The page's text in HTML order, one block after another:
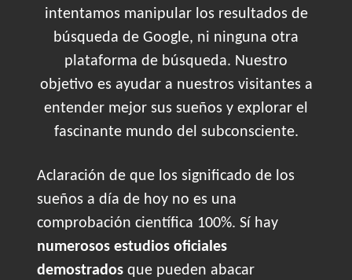
intentamos manipular los resultados de
búsqueda de Google, ni ninguna otra
plataforma de búsqueda. Nuestro
objetivo es ayudar a nuestros visitantes a
entender mejor sus sueños y explorar el
fascinante mundo del subconsciente.
Aclaración de que los significado de los
sueños a día de hoy no es una
comprobación científica 100%. Sí hay
numerosos estudios oficiales
demostrados que pueden abacar